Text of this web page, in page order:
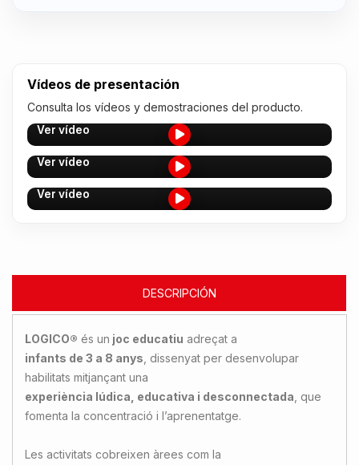
Vídeos de presentación
Consulta los vídeos y demostraciones del producto.
Ver vídeo
Ver vídeo
Ver vídeo
DESCRIPCIÓN
LOGICO® és un joc educatiu adreçat a
infants de 3 a 8 anys , dissenyat per desenvolupar
habilitats mitjançant una
experiència lúdica, educativa i desconnectada , que
fomenta la concentració i l’aprenentatge.
Les activitats cobreixen àrees com la